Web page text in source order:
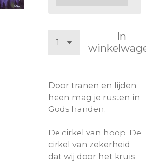
In
Door tranen en lijden
heen mag je rusten in
Gods handen.
De cirkel van hoop. De
cirkel van zekerheid
dat wij door het kruis